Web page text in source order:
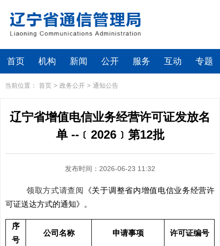
首页 机构 新闻 公开 服务 互动 专题
当前位置： 首页 > 政务公开 > 通知公告
辽宁省增值电信业务经营许可证发放名
单 --﹝2026﹞第12批
发布时间：2026-06-23 11:32
领取方式请查阅
《关于调整省内增值电信业务经营许
可证送达方式的通知》。
序
号
公司名称 申请事项 许可证编号